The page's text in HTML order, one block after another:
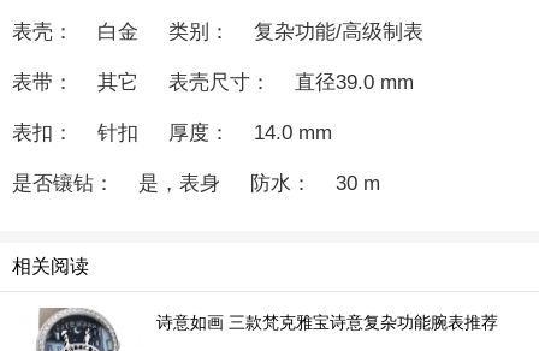
表壳： 白金 类别： 复杂功能/高级制表
表带： 其它 表壳尺寸： 直径39.0 mm
表扣： 针扣 厚度： 14.0 mm
是否镶钻： 是，表身 防水： 30 m
21,600 次/小时，高级制表打磨
功能： 时针、分针、自鸣、自动人偶
相关阅读
诗意如画 三款梵克雅宝诗意复杂功能腕表推荐